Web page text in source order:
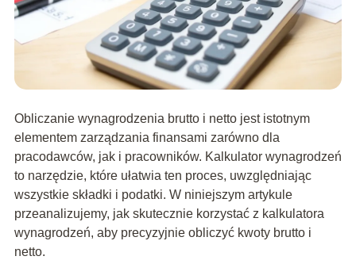
Obliczanie wynagrodzenia brutto i netto jest istotnym
elementem zarządzania finansami zarówno dla
pracodawców, jak i pracowników. Kalkulator wynagrodzeń
to narzędzie, które ułatwia ten proces, uwzględniając
wszystkie składki i podatki. W niniejszym artykule
przeanalizujemy, jak skutecznie korzystać z kalkulatora
wynagrodzeń, aby precyzyjnie obliczyć kwoty brutto i
netto.